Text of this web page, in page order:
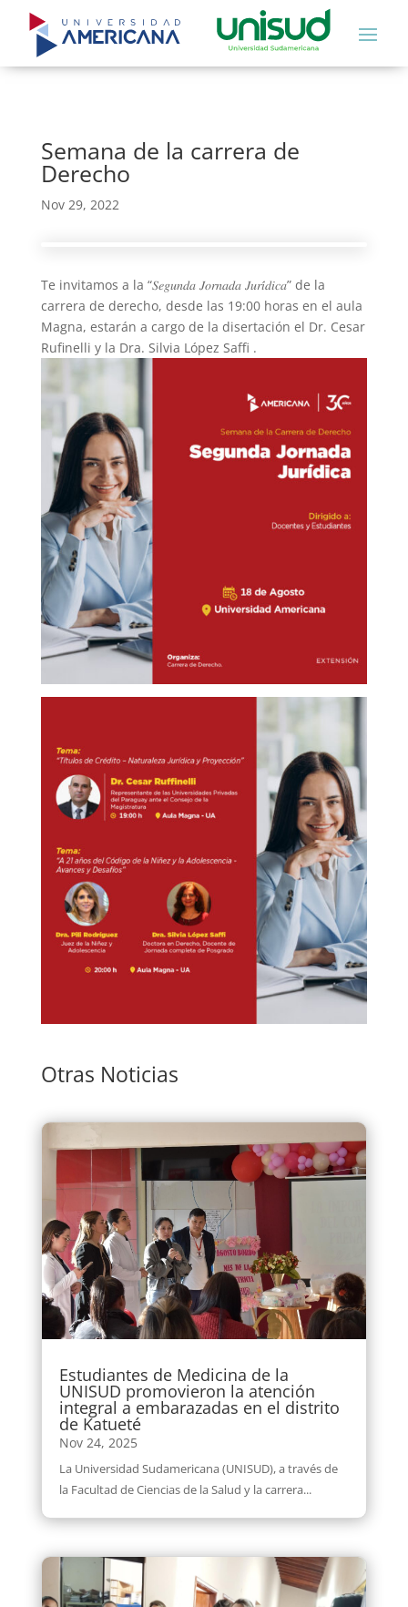
Semana de la carrera de
Derecho
Nov 29, 2022
Te invitamos a la “𝑆𝑒𝑔𝑢𝑛𝑑𝑎 𝐽𝑜𝑟𝑛𝑎𝑑𝑎 𝐽𝑢𝑟𝑖́𝑑𝑖𝑐𝑎” de la
carrera de derecho, desde las 19:00 horas en el aula
Magna, estarán a cargo de la disertación el Dr. Cesar
Rufinelli y la Dra. Silvia López Saffi .
Otras Noticias
Estudiantes de Medicina de la
UNISUD promovieron la atención
integral a embarazadas en el distrito
de Katueté
Nov 24, 2025
La Universidad Sudamericana (UNISUD), a través de
la Facultad de Ciencias de la Salud y la carrera...